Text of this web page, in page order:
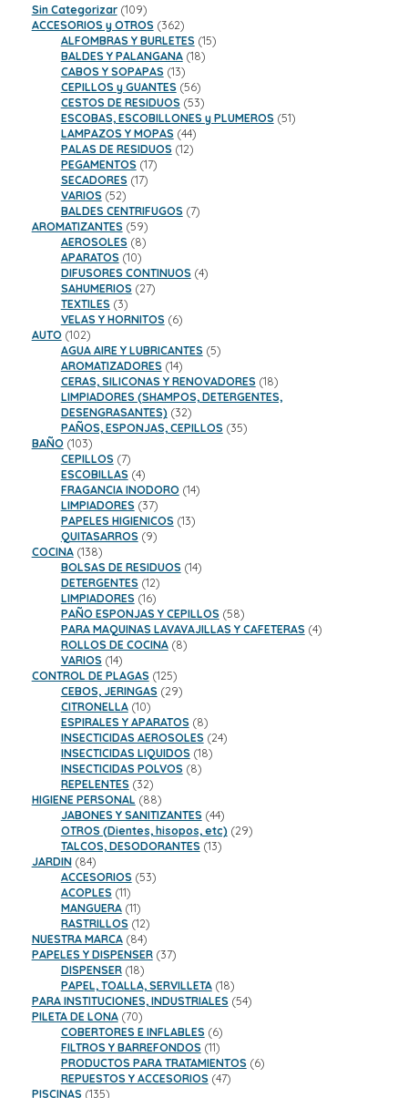
Sin Categorizar 109109
productos
ACCESORIOS y OTROS 362362
productos
ALFOMBRAS Y BURLETES 1515
BALDES Y PALANGANA 1818
CABOS Y SOPAPAS 1313
productos
CEPILLOS y GUANTES 5656
productos
CESTOS DE RESIDUOS 5353
productos
ESCOBAS, ESCOBILLONES y PLUMEROS 5151
LAMPAZOS Y MOPAS 4444
productos
PALAS DE RESIDUOS 1212
PEGAMENTOS 1717
SECADORES 1717
VARIOS 5252
productos
BALDES CENTRIFUGOS 77
AROMATIZANTES 5959
productos
AEROSOLES 88
productos
APARATOS 1010
productos
DIFUSORES CONTINUOS 44
SAHUMERIOS 2727
TEXTILES 33
productos
VELAS Y HORNITOS 66
AUTO 102102
productos
AGUA AIRE Y LUBRICANTES 55
AROMATIZADORES 1414
productos
CERAS, SILICONAS Y RENOVADORES 1818
productos
LIMPIADORES (SHAMPOS, DETERGENTES,
DESENGRASANTES) 3232
productos
PAÑOS, ESPONJAS, CEPILLOS 3535
BAÑO 103103
productos
CEPILLOS 77
productos
ESCOBILLAS 44
productos
FRAGANCIA INODORO 1414
LIMPIADORES 3737
productos
PAPELES HIGIENICOS 1313
QUITASARROS 99
COCINA 138138
productos
BOLSAS DE RESIDUOS 1414
DETERGENTES 1212
productos
LIMPIADORES 1616
productos
PAÑO ESPONJAS Y CEPILLOS 5858
productos
PARA MAQUINAS LAVAVAJILLAS Y CAFETERAS 44
ROLLOS DE COCINA 88
VARIOS 1414
productos
CONTROL DE PLAGAS 125125
productos
CEBOS, JERINGAS 2929
CITRONELLA 1010
productos
ESPIRALES Y APARATOS 88
productos
INSECTICIDAS AEROSOLES 2424
INSECTICIDAS LIQUIDOS 1818
INSECTICIDAS POLVOS 88
REPELENTES 3232
productos
HIGIENE PERSONAL 8888
productos
JABONES Y SANITIZANTES 4444
productos
OTROS (Dientes, hisopos, etc) 2929
TALCOS, DESODORANTES 1313
JARDIN 8484
productos
ACCESORIOS 5353
ACOPLES 1111
productos
MANGUERA 1111
productos
RASTRILLOS 1212
productos
NUESTRA MARCA 8484
productos
PAPELES Y DISPENSER 3737
DISPENSER 1818
productos
PAPEL, TOALLA, SERVILLETA 1818
productos
PARA INSTITUCIONES, INDUSTRIALES 5454
PILETA DE LONA 7070
productos
COBERTORES E INFLABLES 66
productos
FILTROS Y BARREFONDOS 1111
productos
PRODUCTOS PARA TRATAMIENTOS 66
REPUESTOS Y ACCESORIOS 4747
PISCINAS 135135